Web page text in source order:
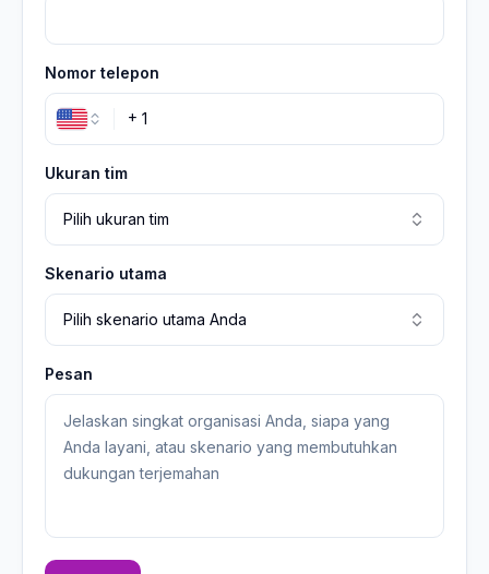
Nomor telepon
+
Ukuran tim
Pilih ukuran tim
Skenario utama
Pilih skenario utama Anda
Pesan